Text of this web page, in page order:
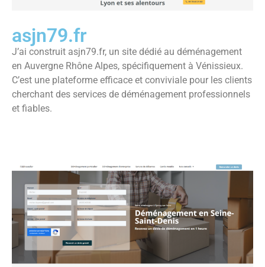
asjn79.fr
J’ai construit asjn79.fr, un site dédié au déménagement
en Auvergne Rhône Alpes, spécifiquement à Vénissieux.
C’est une plateforme efficace et conviviale pour les clients
cherchant des services de déménagement professionnels
et fiables.